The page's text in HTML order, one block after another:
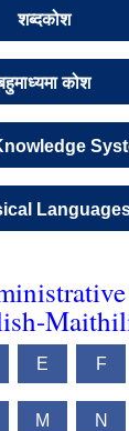
शब्दकोश
कोश
E F
M N